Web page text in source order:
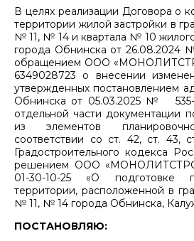
В целях реализации Договора о
территории жилой застройки в
№ 11, № 14 и квартала № 10
города Обнинска от 26.08.2024
обращением ООО
6349028723 о внесении
утвержденных постановлением
Обнинска от 05.03.2025 № 535-
отдельной части документации
из элементов
соответствии со ст. 42, ст. 43,
Градостроительного кодекса
решением ООО
01-30-10-25 «О подготовке
территории, расположенной в
№ 11, № 14 города Обнинска,
ПОСТАНОВЛЯЮ: